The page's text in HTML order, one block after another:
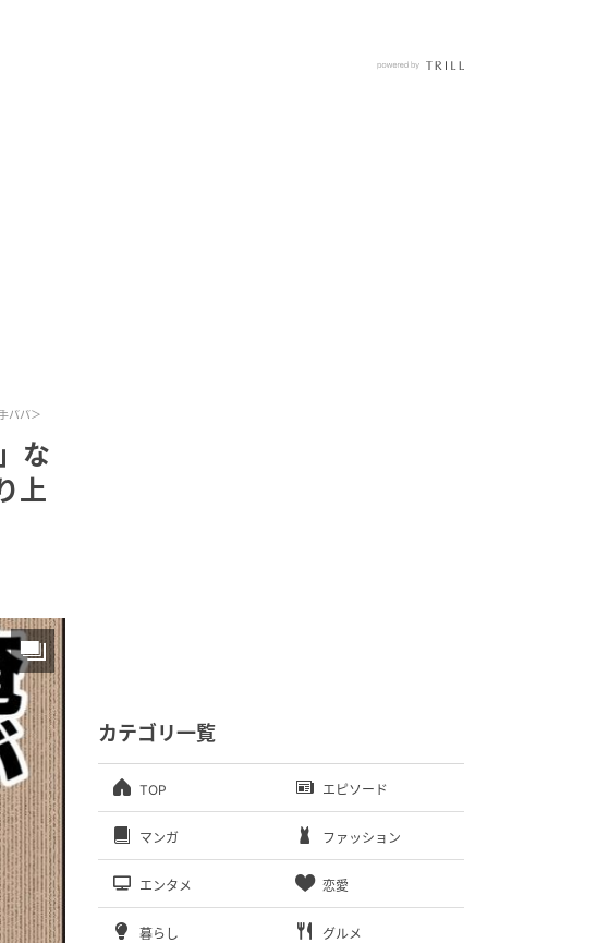
パパ＞
な
上
カテゴリ一覧
TOP エピソード
マンガ ファッション
エンタメ 恋愛
暮らし グルメ